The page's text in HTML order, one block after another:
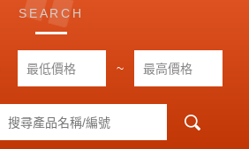
SEARCH
~